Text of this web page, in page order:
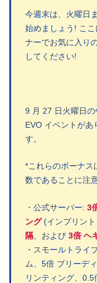
今週末は、火曜日
始めましょう! こ
ナーでお気に入り
してください!
9 月 27 日火曜日
EVO イベントがあ
す。
*これらのボーナス
数であることに注
・公式サーバー: 3
ング(インプリント
隔 、および 3倍 ヘ
・スモールトライ
ム、5倍 ブリーデ
リンティング、